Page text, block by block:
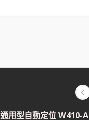
通用型自動定位 W410-A